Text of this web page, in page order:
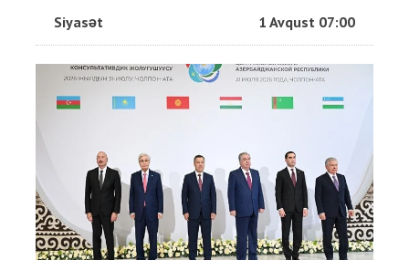
Siyasət 1 Avqust 07:00